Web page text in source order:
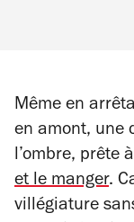
Même en
en amont, une
l’ombre, prête
et le manger.
villégiature